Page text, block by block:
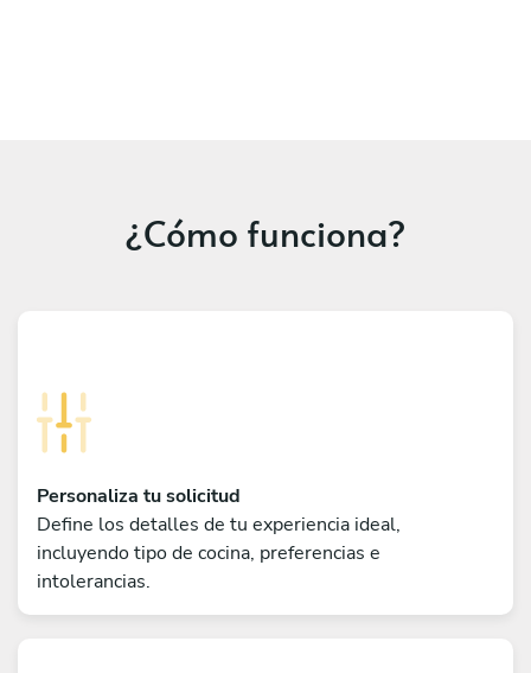
¿Cómo funciona?
Personaliza tu solicitud
Define los detalles de tu experiencia ideal,
incluyendo tipo de cocina, preferencias e
intolerancias.